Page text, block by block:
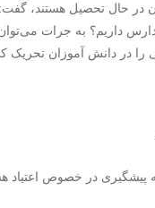
دانش‌آموز در ایران در حال
داریم؟ به جرات
را در دانش آموزان تحریک
علاقه‌مند به پیشگیری در